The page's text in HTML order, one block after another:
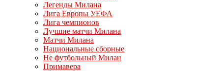
Легенды Милана
Лига Европы УЕФА
Лига чемпионов
Лучшие матчи Милана
Матчи Милана
Национальные сборные
Не футбольный Милан
Примавера